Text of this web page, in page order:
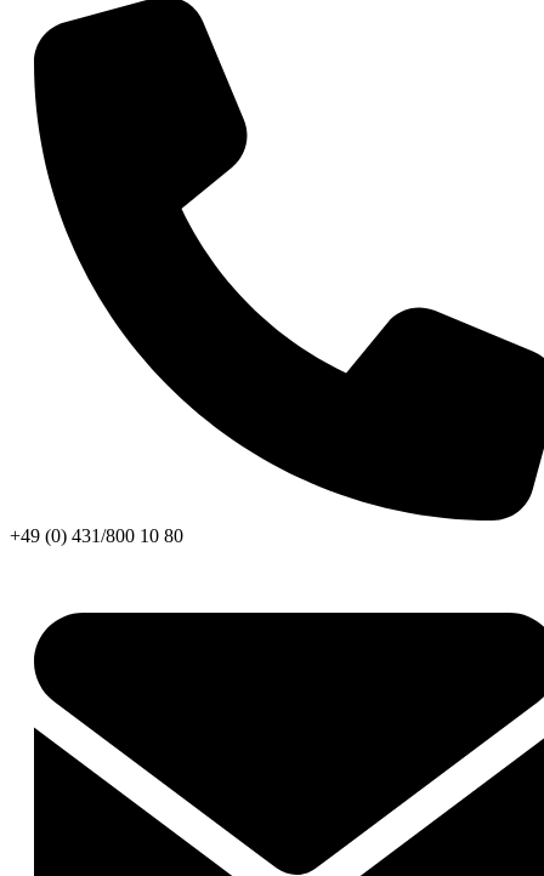
+49 (0) 431/800 10 80